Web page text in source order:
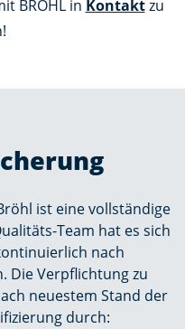
BRÖHL in Kontakt zu
ist eine vollständige
Team hat es sich
nach
Die Verpflichtung zu
neuestem Stand der
durch: